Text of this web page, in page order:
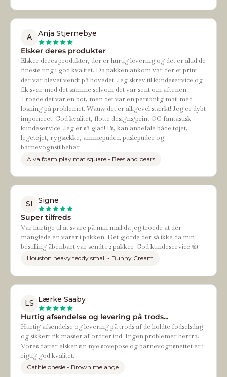
A
Anja Stjernebye
Elsker deres produkter
Elsker deres produkter, der er hurtig levering og det er altid de
fineste ting i god kvalitet. Da pakken ankom var der et print
der var blevet vendt på hovedet. Jeg skrev til kundeservice og
fik svar med det samme selvom det var sent om aftenen.
Troede det var en bot, men det var en personlig mail med
løsning på problemet. Wauw det er alligevel stærkt! Jeg er dybt
imponeret. God kvalitet, flotte designs/print OG fantastisk
kundeservice. Jeg er så glad! Ps, kan anbefale både tøjet,
legetøjet, rygsække, ammepuder, puslepuder og
barnevognstilbehør.
Alva foam play mat square - Bees and bears
SI
Signe
Super tilfreds
Var hurtige til at svare på min mail da jeg troede at der
manglede en varer i pakken. Det gjorde der så ikke da min
bestilling åbenbart var sendt i 2 pakker. God kundeservice 👍
Houston heavy teddy small - Bunny Cream
LS Lærke Saaby
Hurtig afsendelse og levering på trods...
Hurtig afsendelse og levering på trods af de holdte fødselsdag
og sikkert fik masser af ordrer ind. Ingen problemer herfra.
Vores datter elsker sin nye sovepose og barnevognsnettet er i
rigtig god kvalitet.
Cathie onesie - Brown melange